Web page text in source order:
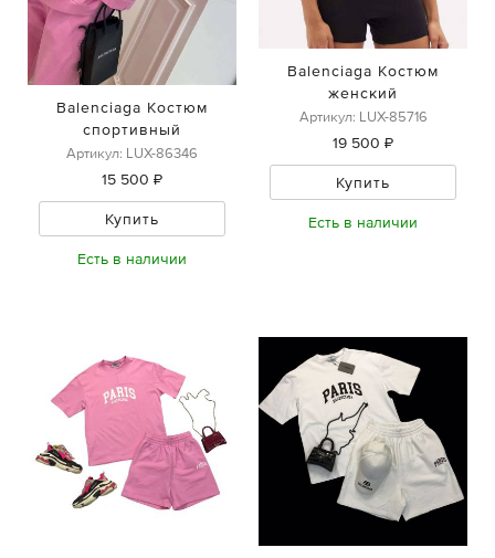
Balenciaga Костюм
спортивный
Артикул: LUX-86346
15 500 ₽
Купить
Есть в наличии
Balenciaga Костюм
женский
Артикул: LUX-85716
19 500 ₽
Купить
Есть в наличии